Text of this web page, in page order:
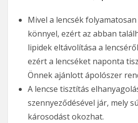
Mivel a lencsék
könnyel, ezért az abban
lipidek eltávolítása a
ezért a lencséket naponta
Önnek ajánlott ápolószer
A lencse tisztítás
szennyeződésével jár, mely
károsodást okozhat.